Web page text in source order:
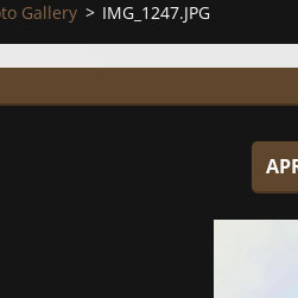
Gallery > IMG_1247.JPG